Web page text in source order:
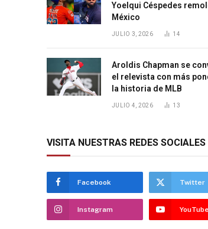
Yoelqui Céspedes
México
JULIO 3, 2026 14
Aroldis Chapman se
el relevista con más
la historia de MLB
JULIO 4, 2026 13
VISITA NUESTRAS REDES SOCIALES
Facebook Twitter
Instagram YouTube